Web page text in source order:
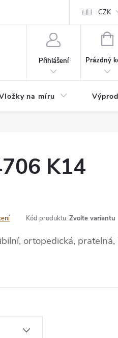
CZK
Přihlášení
Prázdný
na míru
K14
Kód produktu: Zvolte variantu
ortopedická, pratelná,